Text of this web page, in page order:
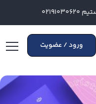
ورود / عضویت